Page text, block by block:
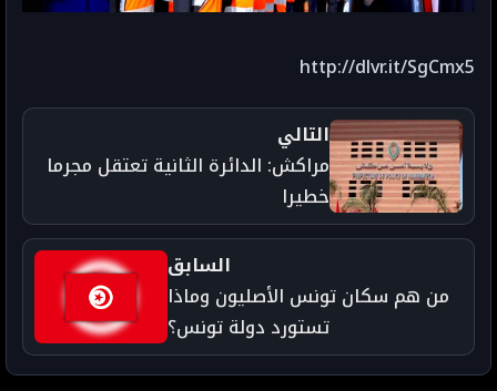
http://dlvr.it/SgCmx5
التالي
مراكش: الدائرة الثانية تعتقل مجرما
خطيرا
السابق
من هم سكان تونس الأصليون وماذا
تستورد دولة تونس؟